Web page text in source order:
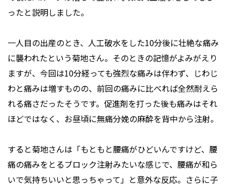
ったと説明しました。
一人目の出産のとき、人工破水をした10分後に壮絶な痛み
に襲われたという菊地さん。そのときの記憶がよみがえり
ますが、今回は10分経っても強烈な痛みは伴わず、じわじ
わと痛みは増すものの、前回の痛みに比べれば全然耐えら
れる痛さだったそうです。促進剤を打った後も痛みはそれ
ほどではなく、お昼頃に無痛分娩の麻酔を背中から注射。
すると菊地さんは「もともと腰痛がひどいんですけど、腰
痛の痛みをとるブロック注射みたいな感じで、腰痛が和ら
いで気持ちいいと思っちゃって」と意外な反応。さらに子